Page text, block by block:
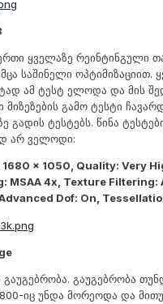
ყველაზე რეინტინგული
საშინელი ოპტიმიზაციით.
ამ ტესტ ელოდა და მის
მიზეზების გამო ტესტი
გადის ტესტებს. წინა
არ ველოდი:
x 1050, Quality: Very
MSAA 4x, Texture Filtering:
Dof: On,
გაუგებრობა
იც უნდა მორეოდა და